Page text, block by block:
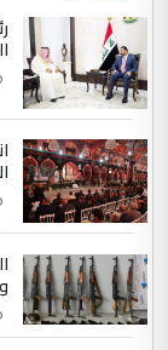
الاستماع
الموضوع :
العام في
سردار
التعليق :
جنسية
الموضوع :
مضجعيك